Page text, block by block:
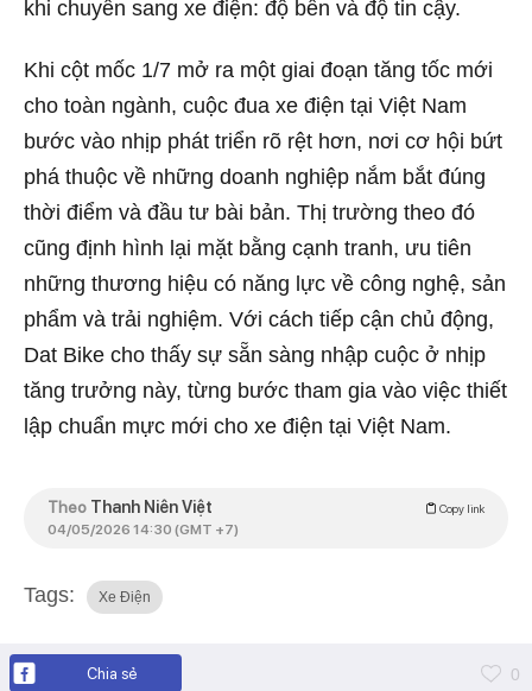
khi chuyển sang xe điện: độ bền và độ tin cậy.
Khi cột mốc 1/7 mở ra một giai đoạn tăng tốc mới
cho toàn ngành, cuộc đua xe điện tại Việt Nam
bước vào nhịp phát triển rõ rệt hơn, nơi cơ hội bứt
phá thuộc về những doanh nghiệp nắm bắt đúng
thời điểm và đầu tư bài bản. Thị trường theo đó
cũng định hình lại mặt bằng cạnh tranh, ưu tiên
những thương hiệu có năng lực về công nghệ, sản
phẩm và trải nghiệm. Với cách tiếp cận chủ động,
Dat Bike cho thấy sự sẵn sàng nhập cuộc ở nhịp
tăng trưởng này, từng bước tham gia vào việc thiết
lập chuẩn mực mới cho xe điện tại Việt Nam.
Theo Thanh Niên Việt Copy link
04/05/2026 14:30 (GMT +7)
Tags: Xe Điện
Chia sẻ 0